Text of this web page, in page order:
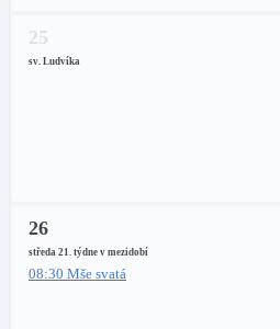
25
sv. Ludvíka
26
středa 21. týdne v mezidobí
08:30 Mše svatá